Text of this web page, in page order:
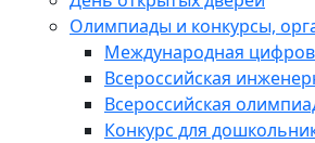
Олимпиады и конкурсы,
Международная
Всероссийская
Всероссийская
Конкурс для